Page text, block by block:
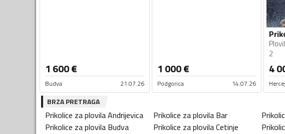
1 600€
Budva 21.07.26
1 000€
Podgorica 14.07.26
2
4
BRZA PRETRAGA
Prikolice za plovilaAndrijevica Prikolice za plovila Bar
Prikolice za plovila Budva Prikolice za plovilaCetinje